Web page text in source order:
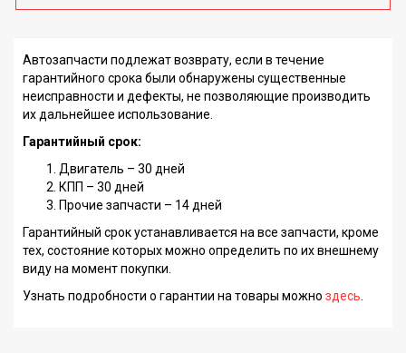
Автозапчасти подлежат возврату, если в течение
гарантийного срока были обнаружены существенные
неисправности и дефекты, не позволяющие производить
их дальнейшее использование.
Гарантийный срок:
Двигатель – 30 дней
КПП – 30 дней
Прочие запчасти – 14 дней
Гарантийный срок устанавливается на все запчасти, кроме
тех, состояние которых можно определить по их внешнему
виду на момент покупки.
Узнать подробности о гарантии на товары можно здесь.